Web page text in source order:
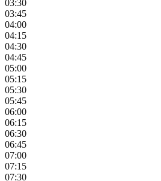
03:30
03:45
04:00
04:15
04:30
04:45
05:00
05:15
05:30
05:45
06:00
06:15
06:30
06:45
07:00
07:15
07:30